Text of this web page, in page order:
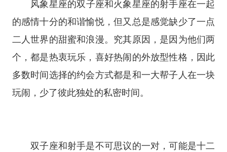
风象星座的双子座和 火象星座的射手座在一起
的感情十分的和谐愉悦，但又总是感觉缺少了一点
二人世界的甜蜜和浪漫。究其原因，是因为他们两
个，都是热衷玩乐，喜好热闹的外放型性格，因此
多数时间选择的约会方式都是和一大帮子人在一块
玩闹，少了彼此独处的私密时间。
双子座和射手是不可思议的一对，可能是十二